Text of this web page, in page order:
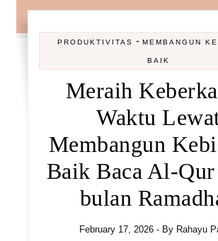
PRODUKTIVITAS - MEMBANGUN
BAIK
Meraih
Waktu
Membangun
Baik Baca Al-
bulan
February 17, 2026 - By Rahayu